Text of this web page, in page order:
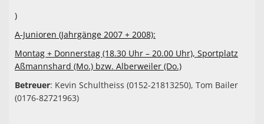
Fitness und Gesundheitssport
Volleyball
Freizeitsport
Kontaktformular
)
A-Junioren (Jahrgänge 2007 + 2008):
Montag + Donnerstag (18.30 Uhr – 20.00 Uhr), Sportplatz
Aßmannshard (Mo.) bzw. Alberweiler (Do.)
Betreuer: Kevin Schultheiss (0152-21813250), Tom Bailer
(0176-82721963)